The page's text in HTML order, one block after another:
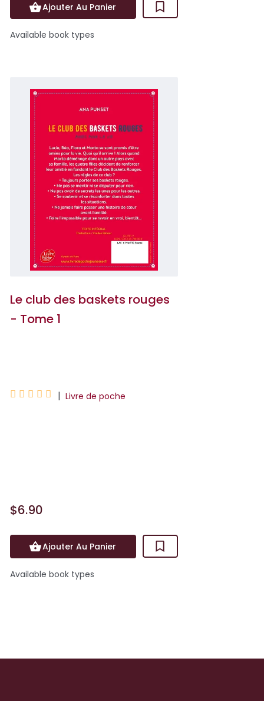
Ajouter Au Panier
Available book types
Le club des baskets rouges
- Tome 1
     | Livre de poche
$6.90
Ajouter Au Panier
Available book types